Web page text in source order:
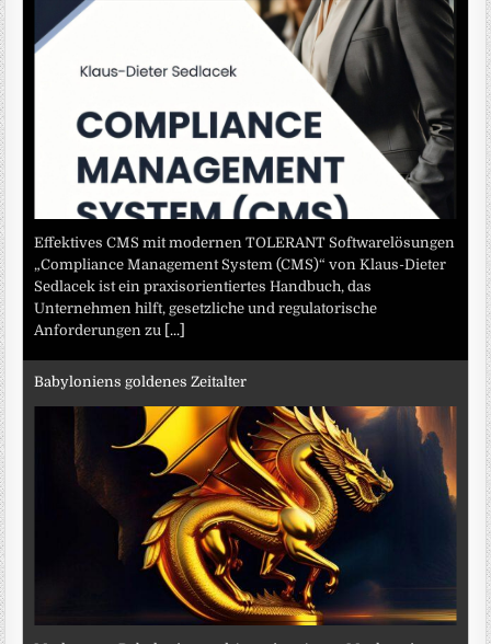
Effektives CMS mit modernen TOLERANT Softwarelösungen
„Compliance Management System (CMS)“ von Klaus-Dieter
Sedlacek ist ein praxisorientiertes Handbuch, das
Unternehmen hilft, gesetzliche und regulatorische
Anforderungen zu [...]
Babyloniens goldenes Zeitalter